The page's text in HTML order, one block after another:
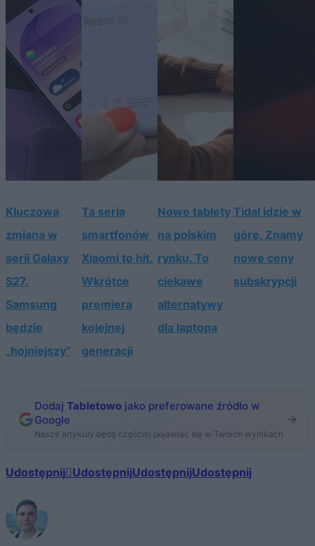
Kluczowa
zmiana w
serii Galaxy
S27.
Samsung
będzie
„hojniejszy”
Ta seria
smartfonów
Xiaomi to hit.
Wkrótce
premiera
kolejnej
generacji
Nowe tablety
na polskim
rynku. To
ciekawe
alternatywy
dla laptopa
Tidal idzie w
górę. Znamy
nowe ceny
subskrypcji
Dodaj Tabletowo jako preferowane źródło w
Google
Nasze artykuły będą częściej pojawiać się w Twoich wynikach
Udostępnij UdostępnijUdostępnijUdostępnij